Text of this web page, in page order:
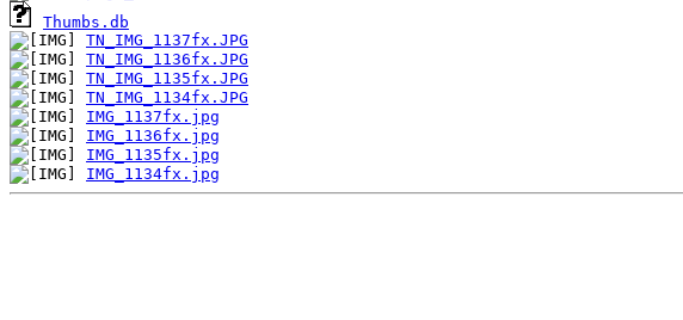
Thumbs.db
TN_IMG_1137fx.JPG
TN_IMG_1136fx.JPG
TN_IMG_1135fx.JPG
TN_IMG_1134fx.JPG
IMG_1137fx.jpg
IMG_1136fx.jpg
IMG_1135fx.jpg
IMG_1134fx.jpg